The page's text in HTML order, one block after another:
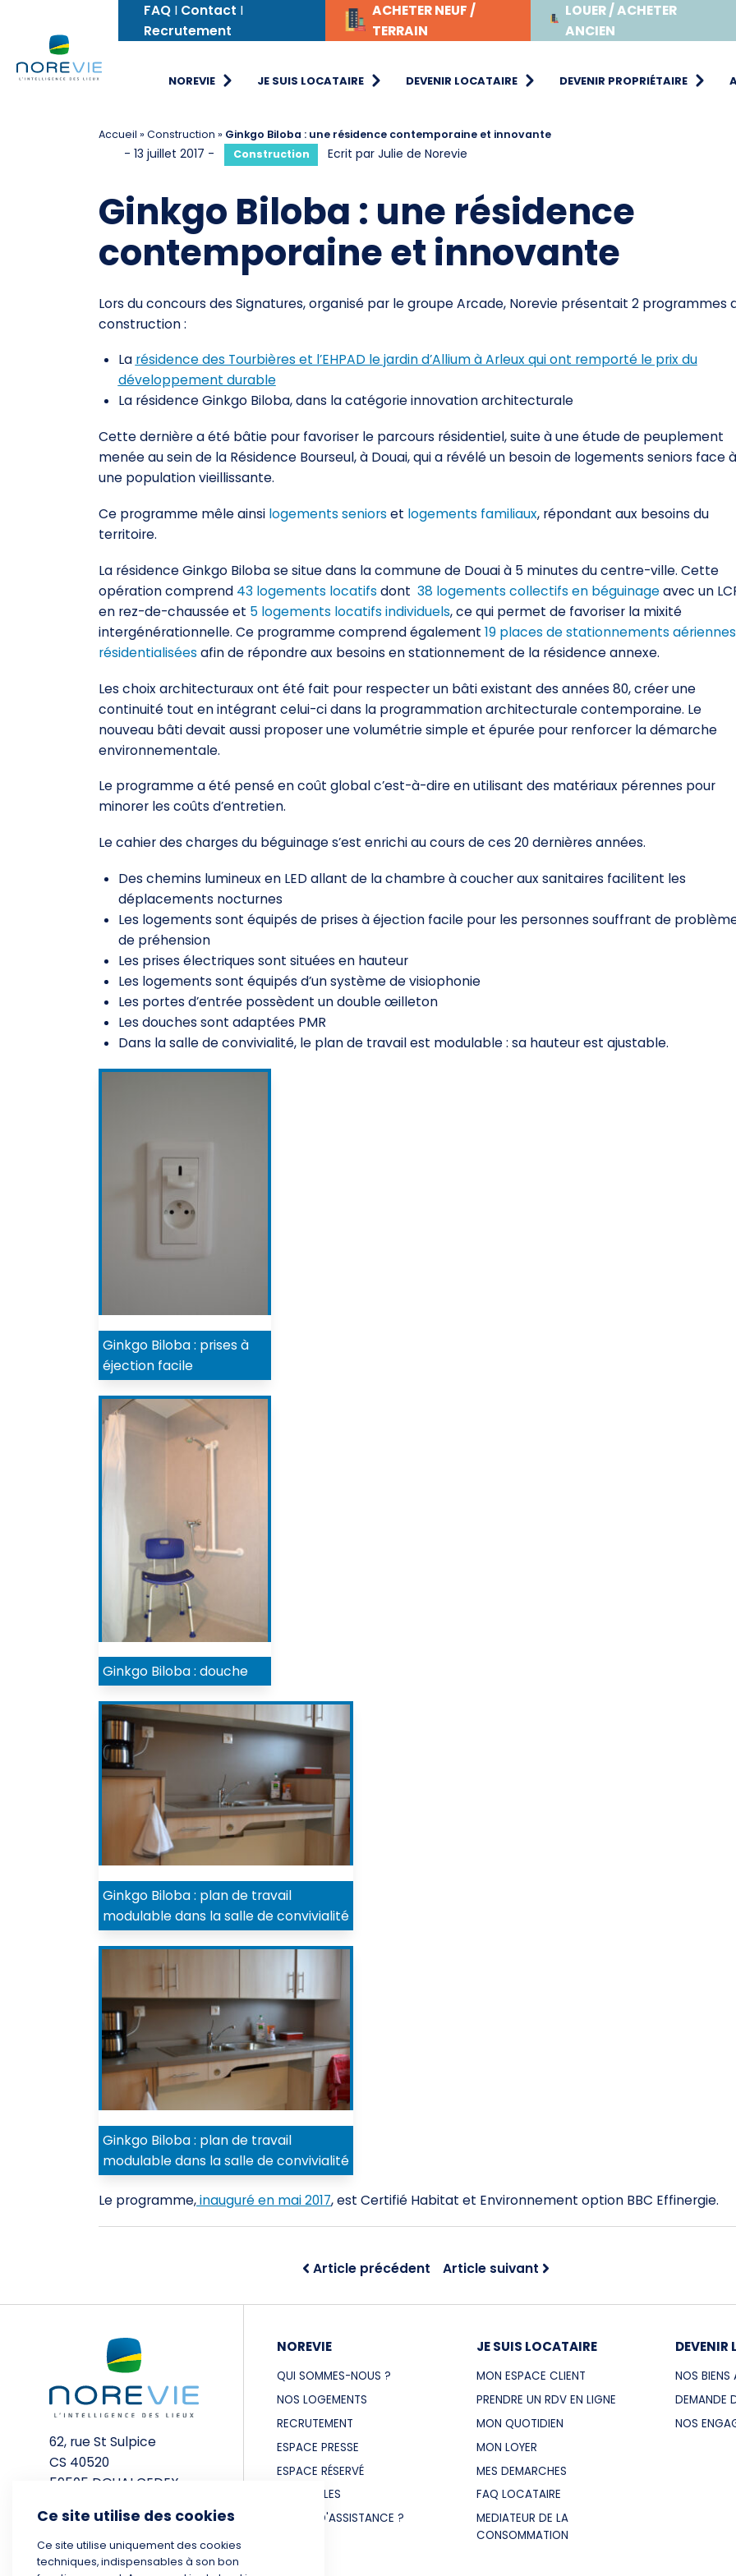
LOUER / ACHETER
ANCIEN
ACHETER NEUF /
TERRAIN
FAQ I Contact I
Recrutement
NOREVIE JE SUIS LOCATAIRE DEVENIR LOCATAIRE DEVENIR PROPRIÉTAIRE
Accueil » Construction » Ginkgo Biloba : une résidence contemporaine et innovante
-13 juillet 2017 - Category:
Construction Ecrit par Julie de Norevie
Ginkgo Biloba : une résidence
contemporaine et innovante
Lors du concours des Signatures, organisé par le groupe Arcade, Norevie présentait 2 programmes
construction :
La résidence des Tourbières et l’EHPAD le jardin d’Allium à Arleux qui ont remporté le prix du
développement durable
La résidence Ginkgo Biloba, dans la catégorie innovation architecturale
Cette dernière a été bâtie pour favoriser le parcours résidentiel, suite à une étude de peuplement
menée au sein de la Résidence Bourseul, à Douai, qui a révélé un besoin de logements seniors face à
une population vieillissante.
Ce programme mêle ainsi logements seniors et logements familiaux, répondant aux besoins du
territoire.
La résidence Ginkgo Biloba se situe dans la commune de Douai à 5 minutes du centre-ville. Cette
opération comprend 43 logements locatifs dont 38 logements collectifs en béguinageavec un
en rez-de-chaussée et 5 logements locatifs individuels, ce qui permet de favoriser la mixité
intergénérationnelle. Ce programme comprend également 19 places de stationnements aériennes
résidentialisées afin de répondre aux besoins en stationnement de la résidence annexe.
Les choix architecturaux ont été fait pour respecter un bâti existant des années 80, créer une
continuité tout en intégrant celui-ci dans la programmation architecturale contemporaine. Le
nouveau bâti devait aussi proposer une volumétrie simple et épurée pour renforcer la démarche
environnementale.
Le programme a été pensé en coût global c’est-à-dire en utilisant des matériaux pérennes pour
minorer les coûts d’entretien.
Le cahier des charges du béguinage s’est enrichi au cours de ces 20 dernières années.
Des chemins lumineux en LED allant de la chambre à coucher aux sanitaires facilitent les
déplacements nocturnes
Les logements sont équipés de prises à éjection facile pour les personnes souffrant de
de préhension
Les prises électriques sont situées en hauteur
Les logements sont équipés d’un système de visiophonie
Les portes d’entrée possèdent un double œilleton
Les douches sont adaptées PMR
Dans la salle de convivialité, le plan de travail est modulable : sa hauteur est ajustable.
Ginkgo Biloba : prises à
éjection facile
Ginkgo Biloba : douche
Ginkgo Biloba : plan de travail
modulable dans la salle de convivialité
Ginkgo Biloba : plan de travail
modulable dans la salle de convivialité
Le programme,inauguré en mai 2017, est Certifié Habitat et Environnement option BBC Effinergie.
Article précédent Article suivant
62, rue St Sulpice
CS 40520
59505 DOUAI CEDEX
03 27 93 53 53
CONTACTEZ-NOUS
NOREVIE
QUI SOMMES-NOUS ?
NOS LOGEMENTS
RECRUTEMENT
ESPACE PRESSE
ESPACE RÉSERVÉ
LIENS UTILES
BESOIN D'ASSISTANCE ?
JE SUIS LOCATAIRE
MON ESPACE CLIENT
PRENDRE UN RDV EN LIGNE
MON QUOTIDIEN
MON LOYER
MES DEMARCHES
FAQ LOCATAIRE
MEDIATEUR DE LA
CONSOMMATION
DEVENIR
NOS BIENS
DEMANDE
NOS
Ce site utilise des cookies
Ce site utilise uniquement des cookies
techniques, indispensables à son bon